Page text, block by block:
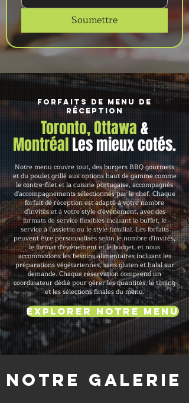
Soumettre
Forfaits de menu de
réception
Toronto, Ottawa&
MontréalLes mieux cotés.
Notre menu couvre tout, des burgers BBQ gourmets
et du poulet grillé aux options haut de gamme comme
le contre-filet et la cuisine portugaise, accompagnés
d'accompagnements sélectionnés par le chef. Chaque
forfait de réception est adapté à votre nombre
d'invités et à votre style d'événement, avec des
formats de service flexibles incluant le buffet, le
service à l'assiette ou le style familial. Les forfaits
peuvent être personnalisés selon le nombre d'invités,
le format d'événement et le budget, et nous
accommodons les besoins alimentaires incluant les
préparations végétariennes, sans gluten et halal sur
demande. Chaque réservation comprend un
coordinateur dédié pour gérer les quantités, le timing
et les sélections finales du menu.
Explorer notre menu
Notre galerie